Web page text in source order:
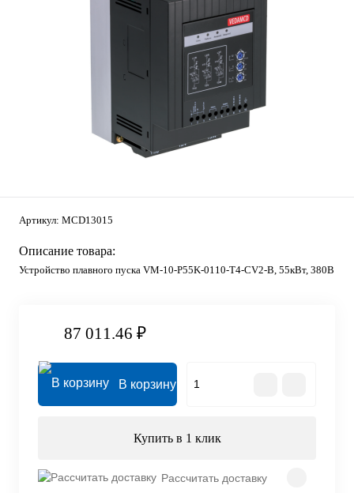
Артикул: MCD13015
Описание товара:
Устройство плавного пуска VM-10-P55K-0110-T4-CV2-B, 55кВт, 380В
87 011.46 ₽
В корзину
Купить в 1 клик
Рассчитать доставку